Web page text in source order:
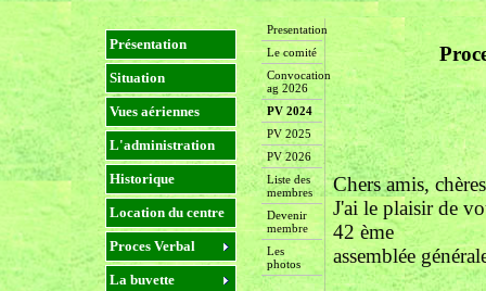
Présentation
Situation
Vues aériennes
L'administration
Historique
Location du centre
Proces Verbal
La buvette
Chers amis,
J'ai le plaisir de
42 ème
assemblée
Presentation
Le comité
Convocation
ag 2026
PV 2024
PV 2025
PV 2026
Liste des
membres
Devenir
membre
Les
photos